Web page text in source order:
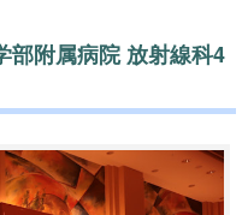
部附属病院 放射線科4